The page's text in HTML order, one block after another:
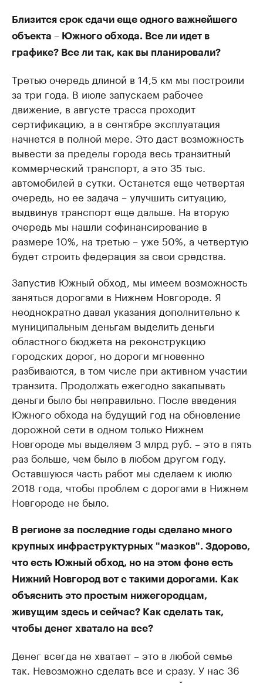
Близится срок сдачи еще одного важнейшего
объекта – Южного обхода. Все ли идет в
графике? Все ли так, как вы планировали?
Третью очередь длиной в 14,5 км мы построили
за три года. В июле запускаем рабочее
движение, в августе трасса проходит
сертификацию, а в сентябре эксплуатация
начнется в полной мере. Это даст возможность
вывести за пределы города весь транзитный
коммерческий транспорт, а это 35 тыс.
автомобилей в сутки. Останется еще четвертая
очередь, но ее задача – улучшить ситуацию,
выдвинув транспорт еще дальше. На вторую
очередь мы нашли софинансирование в
размере 10%, на третью – уже 50%, а четвертую
будет строить федерация за свои средства.
Запустив Южный обход, мы имеем возможность
заняться дорогами в Нижнем Новгороде. Я
неоднократно давал указания дополнительно к
муниципальным деньгам выделить деньги
областного бюджета на реконструкцию
городских дорог, но дороги мгновенно
разбиваются, в том числе при активном участии
транзита. Продолжать ежегодно закапывать
деньги было бы неправильно. После введения
Южного обхода на будущий год на обновление
дорожной сети в одном только Нижнем
Новгороде мы выделяем 3 млрд руб. – это в пять
раз больше, чем было в любом другом году.
Оставшуюся часть работ мы сделаем к июлю
2018 года, чтобы проблем с дорогами в Нижнем
Новгороде не было.
В регионе за последние годы сделано много
крупных инфраструктурных "мазков". Здорово,
что есть Южный обход, но на этом фоне есть
Нижний Новгород вот с такими дорогами. Как
объяснить это простым нижегородцам,
живущим здесь и сейчас? Как сделать так,
чтобы денег хватало на все?
Денег всегда не хватает – это в любой семье
так. Невозможно сделать все и сразу. У нас 36